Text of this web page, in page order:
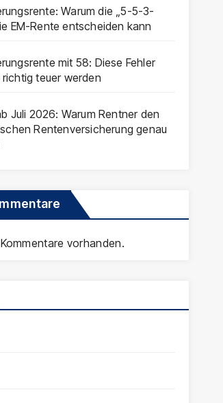
Warum die „5-5-3-
EM-Rente entscheiden kann
mit 58: Diese Fehler
teuer werden
Juli 2026: Warum Rentner den
Rentenversicherung genau
vorhanden.